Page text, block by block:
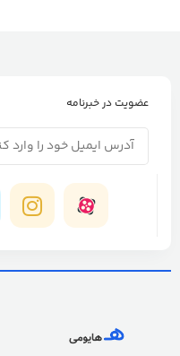
عضویت در خبرنامه